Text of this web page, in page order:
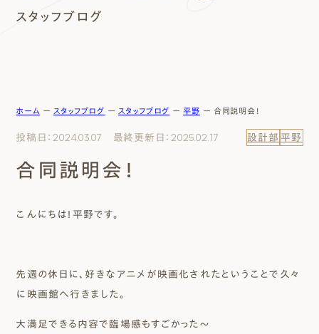
施工事例
エムズのこと
0120-40-6613
モデルハウスを見る
スタッフブログ
ホーム ー スタッフブログ ー スタッフブログ ー平野 ー 合同説明会！
投稿日：2024.03.07 最終更新日：2025.02.17 設計部 平野
合同説明会！
こんにちは！平野です。
先週の休日に、好きなアニメが映画化されたということで久々
に映画館へ行きました。
大満足できる内容で臨場感もすごかった～